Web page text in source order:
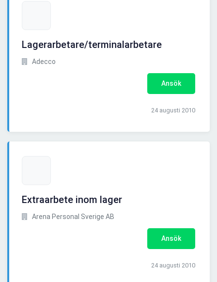
Lagerarbetare/terminalarbetare
Adecco
Ansök
24 augusti 2010
Extraarbete inom lager
Arena Personal Sverige AB
Ansök
24 augusti 2010